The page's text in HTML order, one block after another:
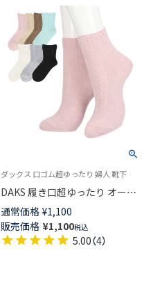
ダックス 口ゴム超ゆったり 婦人 靴下
DAKS 履き口超ゆったり オーガ
ニックコットン混 リンクス柄
クルー丈 ソックス レディース
03367024
通常価格 ¥1,100
販売価格 ¥1,100税込
5.00（4）